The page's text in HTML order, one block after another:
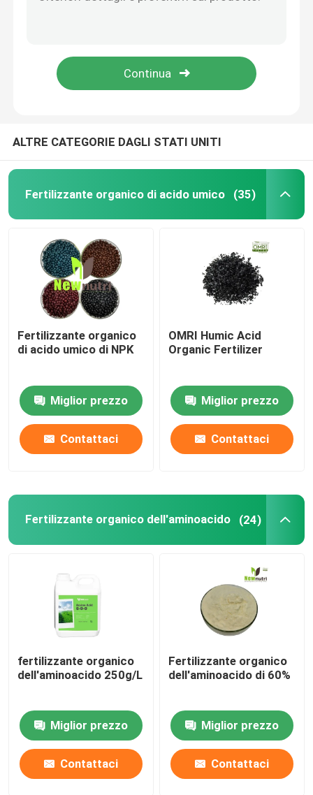
Fertilizzante della polvere dell'estratto dell'alga
Acido umico del sodio
Fertilizzante di acido umico
Acido fulvico del potassio
fertilizzante liquido dell'estratto dell'alga
Fertilizzante dell'aminoacido
Polvere solubile di acido umico
ALTRE CATEGORIE DAGLI STATI UNITI
Fertilizzante organico di acido umico (35)
Fertilizzante organico
di acido umico di NPK
Miglior prezzo
Contattaci
OMRI Humic Acid
Organic Fertilizer
Miglior prezzo
Contattaci
Fertilizzante organico dell'aminoacido (24)
fertilizzante organico
dell'aminoacido 250g/L
Miglior prezzo
Contattaci
Fertilizzante organico
dell'aminoacido di 60%
Miglior prezzo
Contattaci